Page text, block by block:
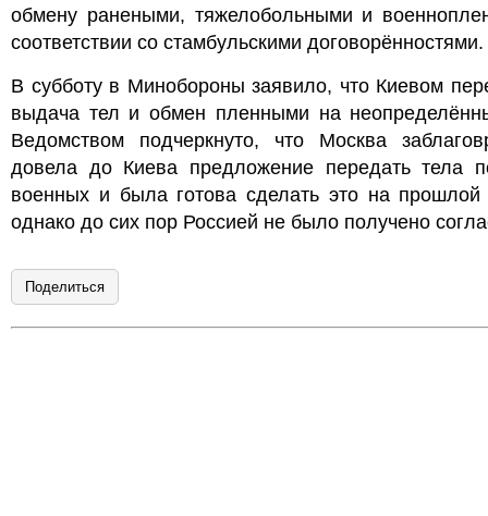
обмену ранеными, тяжелобольными и
соответствии со стамбульскими договорённостями.
В субботу в Минобороны заявило, что Киевом
выдача тел и обмен пленными на
Ведомством подчеркнуто, что Москва
довела до Киева предложение передать тела
военных и была готова сделать это на прошлой
однако до сих пор Россией не было получено
Поделиться